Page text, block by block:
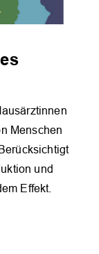
Menschen
und
Effekt.